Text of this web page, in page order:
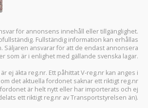
för annonsens innehåll eller tillgänglighet.
Fullständig information kan erhållas
Säljaren ansvarar för att de endast annonsera
som är i enlighet med gällande svenska lagar.
ej äkta reg.nr. Ett påhittat V-reg.nr kan anges i
det aktuella fordonet saknar ett riktigt reg.nr
är helt nytt eller har importerats och ej
ett riktigt reg.nr av Transportstyrelsen än).